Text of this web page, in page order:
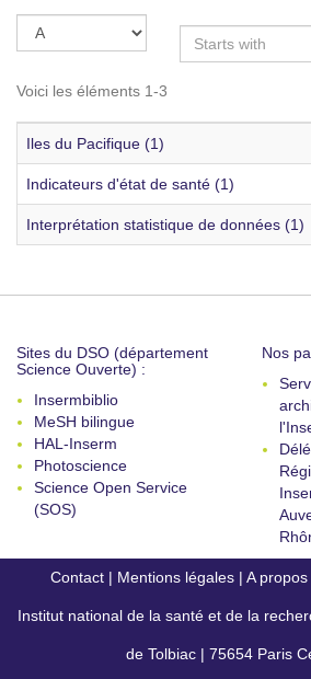
Voici les éléments 1-3
Iles du Pacifique (1)
Indicateurs d'état de santé (1)
Interprétation statistique de données (1)
Sites du DSO (département
Science Ouverte) :
Insermbiblio
MeSH bilingue
HAL-Inserm
Photoscience
Science Open Service
(SOS)
Nos
Contact | Mentions légales | A propos
conforme)
Institut national de la santé et de la
de Tolbiac | 75654 Paris